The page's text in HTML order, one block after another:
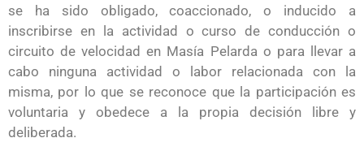
se ha sido obligado, coaccionado, o inducido a
inscribirse en la actividad o curso de conducción o
circuito de velocidad en Masía Pelarda o para llevar a
cabo ninguna actividad o labor relacionada con la
misma, por lo que se reconoce que la participación es
voluntaria y obedece a la propia decisión libre y
deliberada.